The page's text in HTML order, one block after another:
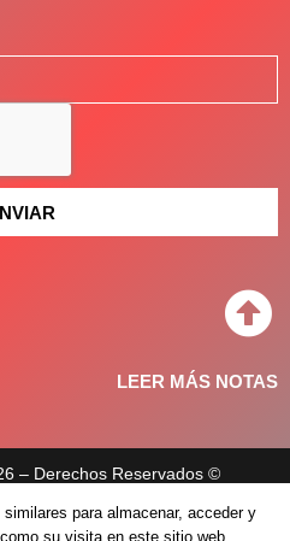
LEER MÁS NOTAS
– Derechos Reservados ©
privacidad
para almacenar, acceder y
su visita en este sitio web.